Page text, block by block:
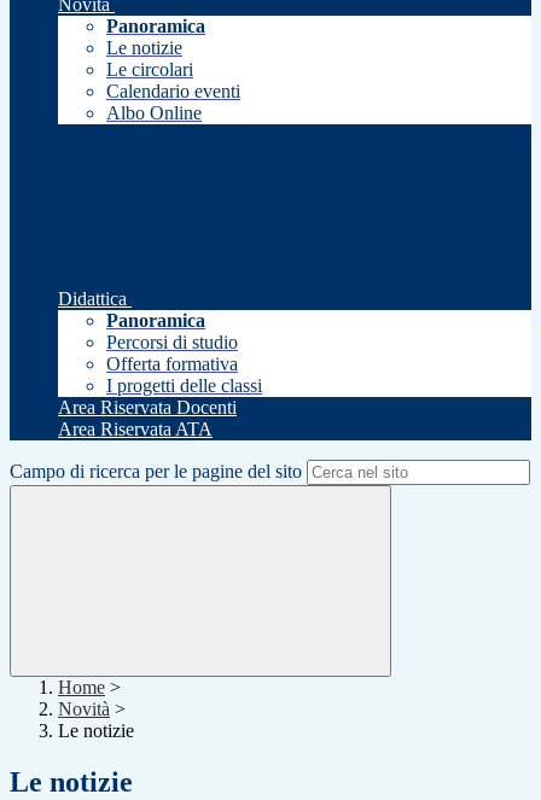
Novità
Panoramica
Le notizie
Le circolari
Calendario eventi
Albo Online
Didattica
Panoramica
Percorsi di studio
Offerta formativa
I progetti delle classi
Area Riservata Docenti
Area Riservata ATA
Campo di ricerca per le pagine del sito
Home >
Novità >
Le notizie
Le notizie